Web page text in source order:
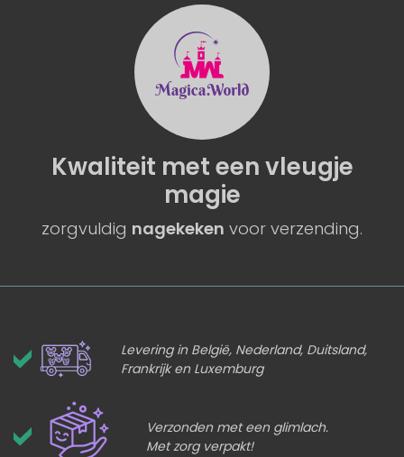
Kwaliteit met eenvleugje
magie
zorgvuldig nagekeken voor verzending.
Levering in België, Nederland, Duitsland,
Frankrijk en Luxemburg
Verzonden met een glimlach.
Met zorg verpakt!